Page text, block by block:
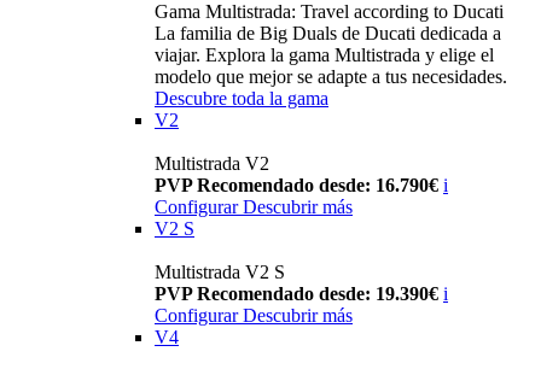
Gama Multistrada: Travel according to Ducati
La familia de Big Duals de Ducati dedicada a
viajar. Explora la gama Multistrada y elige el
modelo que mejor se adapte a tus necesidades.
Descubre toda la gama
V2
Multistrada V2
PVP Recomendado desde: 16.790€ i
Configurar Descubrir más
V2 S
Multistrada V2 S
PVP Recomendado desde: 19.390€ i
Configurar Descubrir más
V4